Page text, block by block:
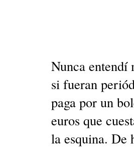
Nunca entendí
si fueran
paga por un
euros que
la esquina. De